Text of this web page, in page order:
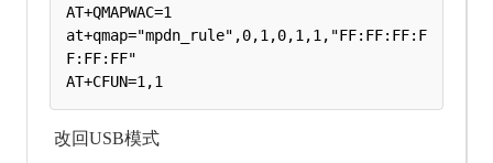
AT+QMAPWAC=1
at+qmap="mpdn_rule",0,1,0,1,1,"FF:FF:FF:F
F:FF:FF"
改回USB模式